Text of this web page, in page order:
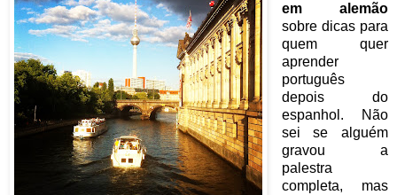
em alemão
sobre dicas para
quem quer
aprender
português
depois do
espanhol. Não
sei se alguém
gravou a
palestra
completa, mas